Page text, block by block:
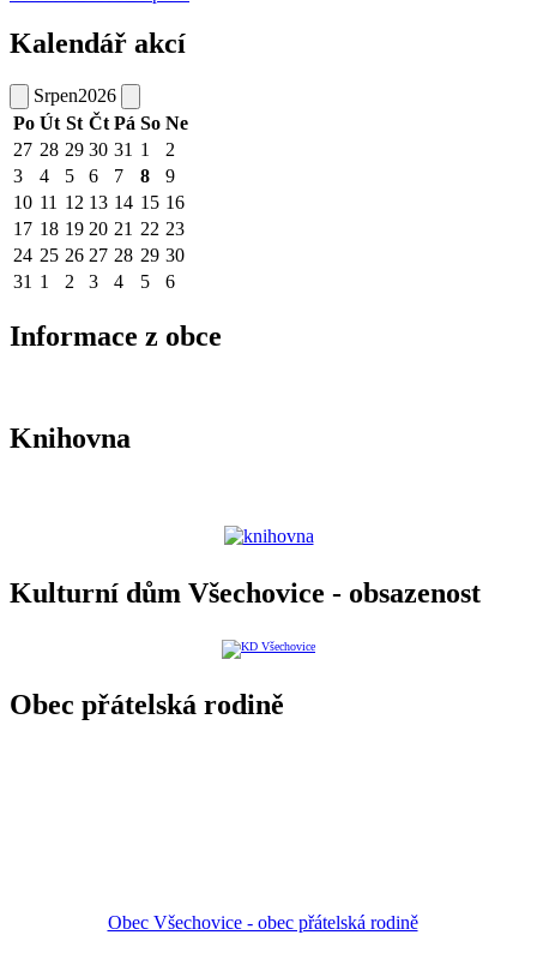
Kalendář akcí
Srpen2026
Po Út St Čt Pá So Ne
27 28 29 30 31 1
2
3
4 5 6 7 8
9
10 11 12 13 14 15 16
17 18 19 20 21 22 23
24 25 26 27 28 29 30
31 1 2 3 4 5 6
Informace z obce
Knihovna
Kulturní dům Všechovice - obsazenost
Obec přátelská rodině
Obec Všechovice - obec přátelská rodině